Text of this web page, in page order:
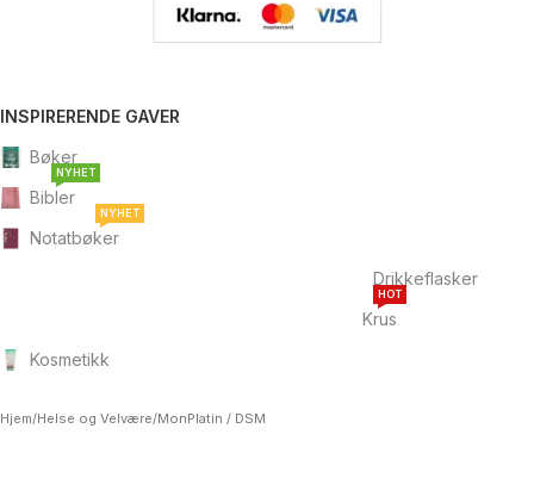
INSPIRERENDE GAVER
Bøker
Bibler
NYHET
Notatbøker
NYHET
Drikkeflasker
Krus
HOT
Kosmetikk
Hjem/Helse og Velvære/MonPlatin / DSM